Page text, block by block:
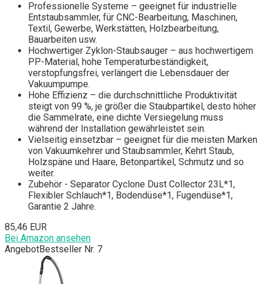
Professionelle Systeme – geeignet für industrielle
Entstaubsammler, für CNC-Bearbeitung, Maschinen,
Textil, Gewerbe, Werkstätten, Holzbearbeitung,
Bauarbeiten usw.
Hochwertiger Zyklon-Staubsauger – aus hochwertigem
PP-Material, hohe Temperaturbeständigkeit,
verstopfungsfrei, verlängert die Lebensdauer der
Vakuumpumpe.
Hohe Effizienz – die durchschnittliche Produktivität
steigt von 99 %, je größer die Staubpartikel, desto höher
die Sammelrate, eine dichte Versiegelung muss
während der Installation gewährleistet sein.
Vielseitig einsetzbar – geeignet für die meisten Marken
von Vakuumkehrer und Staubsammler, Kehrt Staub,
Holzspäne und Haare, Betonpartikel, Schmutz und so
weiter.
Zubehör - Separator Cyclone Dust Collector 23L*1,
Flexibler Schlauch*1, Bodendüse*1, Fugendüse*1,
Garantie 2 Jahre.
85,46 EUR
Bei Amazon ansehen
AngebotBestseller Nr. 7